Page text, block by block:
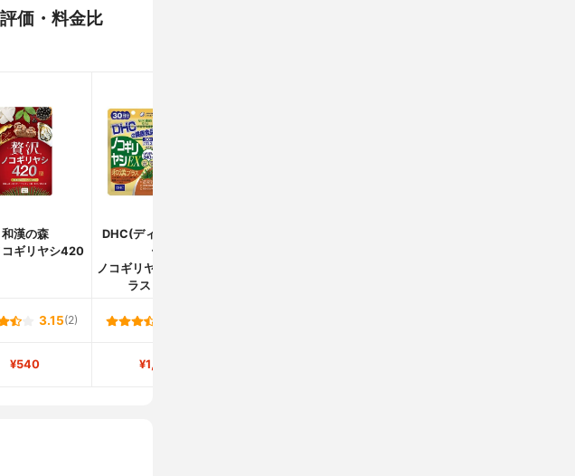
価・料金比
和漢の森
コギリヤシ420
DHC(ディーエイチシ
ー)
ノコギリヤシEX 和漢プ
ラス 32766
3.15(2)
¥540 ¥1,800